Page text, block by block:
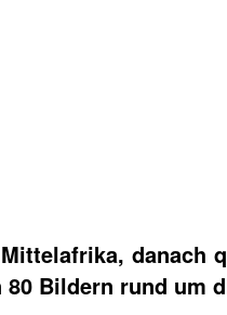
danach
Bildern rund um